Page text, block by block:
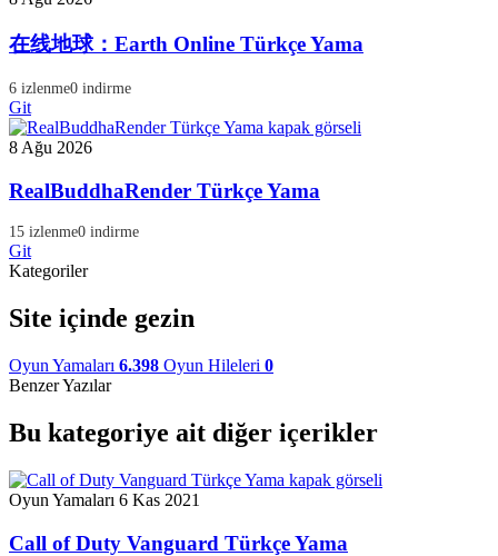
在线地球：Earth Online Türkçe Yama
6 izlenme0 indirme
Git
8 Ağu 2026
RealBuddhaRender Türkçe Yama
15 izlenme0 indirme
Git
Kategoriler
Site içinde gezin
Oyun Yamaları 6.398 Oyun Hileleri 0
Benzer Yazılar
Bu kategoriye ait diğer içerikler
Oyun Yamaları 6 Kas 2021
Call of Duty Vanguard Türkçe Yama